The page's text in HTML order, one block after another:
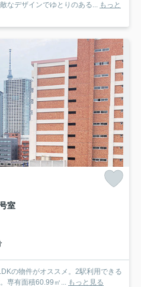
なデザインでゆとりのある... もっと
室
の物件がオススメ。2駅利用できる
専有面積60.99㎡... もっと見る